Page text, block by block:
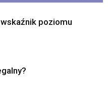
poziomu